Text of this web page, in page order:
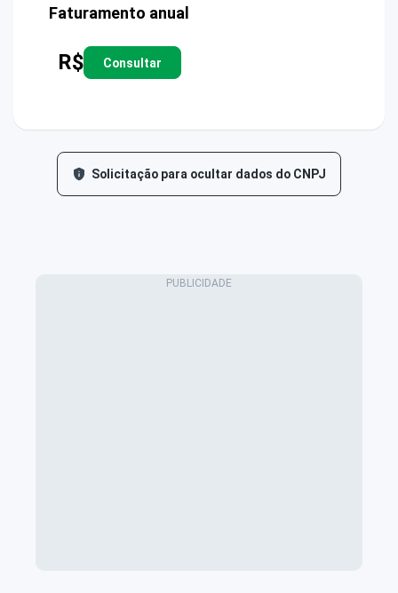
Faturamento anual
R$ Consultar
Solicitação para ocultar dados do CNPJ